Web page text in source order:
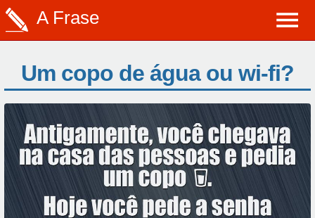
A Frase
Um copo de água ou wi-fi?